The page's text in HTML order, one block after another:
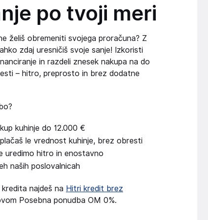
po tvoji meri
želiš obremeniti svojega proračuna? Z
zdaj uresničiš svoje sanje! Izkoristi
in razdeli znesek nakupa na do
– hitro, preprosto in brez dodatne
kuhinje do 12.000 €
le vrednost kuhinje, brez obresti
uredimo hitro in enostavno
naših poslovalnicah
najdeš na Hitri kredit brez
Posebna ponudba OM 0%.